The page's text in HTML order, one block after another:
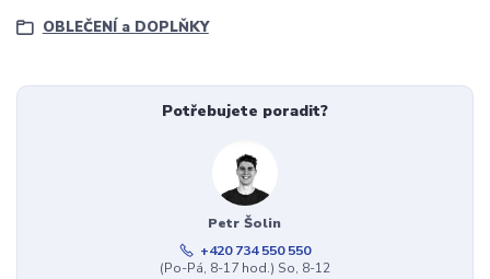
OBLEČENÍ a DOPLŇKY
Potřebujete poradit?
Petr Šolin
+420 734 550 550
(Po-Pá, 8-17 hod.) So, 8-12